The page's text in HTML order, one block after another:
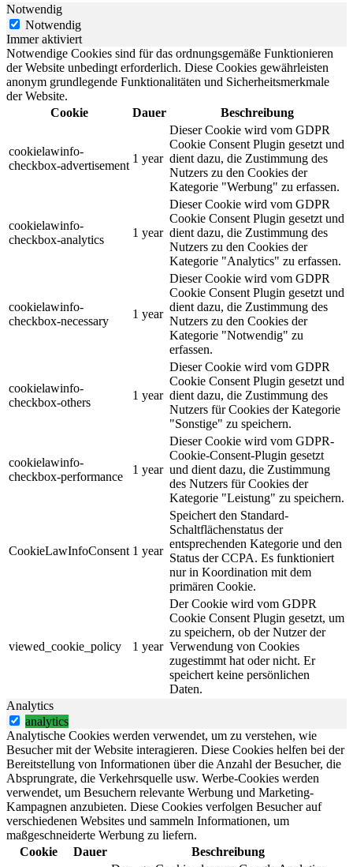
Notwendig
Notwendig
Immer aktiviert
Notwendige Cookies sind für das ordnungsgemäße Funktionieren
der Website unbedingt erforderlich. Diese Cookies gewährleisten
anonym grundlegende Funktionalitäten und Sicherheitsmerkmale
der Website.
Cookie
Dauer Beschreibung
cookielawinfo-
checkbox-advertisement
1 year
Dieser Cookie wird vom GDPR
Cookie Consent Plugin gesetzt und
dient dazu, die Zustimmung des
Nutzers zu den Cookies der
Kategorie "Werbung" zu erfassen.
cookielawinfo-
checkbox-analytics
1 year
Dieser Cookie wird vom GDPR
Cookie Consent Plugin gesetzt und
dient dazu, die Zustimmung des
Nutzers zu den Cookies der
Kategorie "Analytics" zu erfassen.
cookielawinfo-
checkbox-necessary
1 year
Dieser Cookie wird vom GDPR
Cookie Consent Plugin gesetzt und
dient dazu, die Zustimmung des
Nutzers zu den Cookies der
Kategorie "Notwendig" zu
erfassen.
cookielawinfo-
checkbox-others
1 year
Dieser Cookie wird vom GDPR
Cookie Consent Plugin gesetzt und
dient dazu, die Zustimmung des
Nutzers für Cookies der Kategorie
"Sonstige" zu speichern.
cookielawinfo-
checkbox-performance
1 year
Dieser Cookie wird vom GDPR-
Cookie-Consent-Plugin gesetzt
und dient dazu, die Zustimmung
des Nutzers für Cookies der
Kategorie "Leistung" zu speichern.
CookieLawInfoConsent 1 year
Speichert den Standard-
Schaltflächenstatus der
entsprechenden Kategorie und den
Status der CCPA. Es funktioniert
nur in Koordination mit dem
primären Cookie.
viewed_cookie_policy 1 year
Der Cookie wird vom GDPR
Cookie Consent Plugin gesetzt, um
zu speichern, ob der Nutzer der
Verwendung von Cookies
zugestimmt hat oder nicht. Er
speichert keine persönlichen
Daten.
Analytics
analytics
Analytische Cookies werden verwendet, um zu verstehen, wie
Besucher mit der Website interagieren. Diese Cookies helfen bei der
Bereitstellung von Informationen über die Anzahl der Besucher, die
Absprungrate, die Verkehrsquelle usw. Werbe-Cookies werden
verwendet, um Besuchern relevante Werbung und Marketing-
Kampagnen anzubieten. Diese Cookies verfolgen Besucher auf
verschiedenen Websites und sammeln Informationen, um
maßgeschneiderte Werbung zu liefern.
Cookie
Dauer Beschreibung